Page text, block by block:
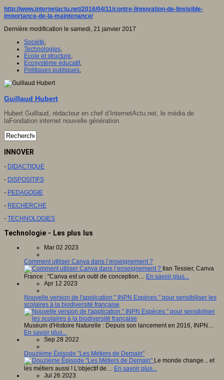
http://www.internetactu.net/2016/04/11/contre-linnovation-de-linvisible-
importance-de-la-maintenance/
Dernière modification le samedi, 21 janvier 2017
Société,
Technologies,
Ecole et structure,
Ecosystème éducatif,
Politiques publiques,
Guillaud Hubert
Hubert Guillaud, rédacteur en chef d’ InternetActu.net, le média de
laFondation internet nouvelle génération.
INNOVER
- DIDACTIQUE
- DISPOSITIFS
- PEDAGOGIE
- RECHERCHE
- TECHNOLOGIES
Technologie - Les plus lus
Mar 02 2023
Comment utiliser Canva dans l’enseignement ?
Ilan Tessier, Canva
France : "Canva est un outil de conception… En savoir plus...
Apr 12 2023
Nouvelle version de l'application " INPN Espèces " pour sensibiliser les
scolaires à la biodiversité française
Muséum d'Histoire Naturelle : Depuis son lancement en 2016, INPN…
En savoir plus...
Sep 28 2022
Douzième Épisode "Les Métiers de Demain"
Le monde change... et
les métiers aussi ! L'objectif de… En savoir plus...
Jul 26 2023